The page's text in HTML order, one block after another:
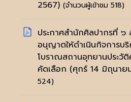
2567) (จำนวนผู้เข้าชม 518)
ประกาศสำนักศิลปากรที่ ๖
อนุญาตให้ดำเนินกิจการบริ
โบราณสถานอุทยานประวั
คัดเลือก (ศุกร์ 14 มิถุนาย
524)